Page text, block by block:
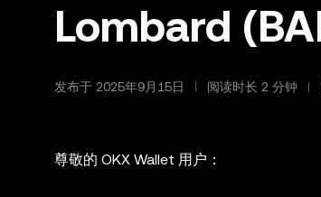
Lombard
发布于 2025年9月15日 阅读时长 2 分钟
尊敬的 OKX Wallet 用户：